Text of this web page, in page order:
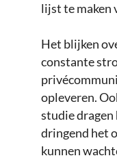
lijst te maken
Het blijken
constante
opleveren.
studie
dringend het
kunnen